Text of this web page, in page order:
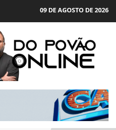
09 DE AGOSTO DE 2026